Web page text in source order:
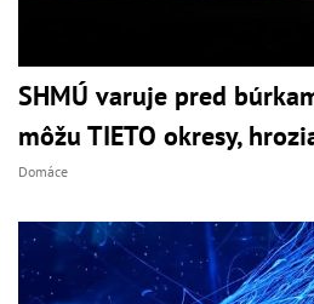
SHMÚ varuje pred
môžu TIETO okresy,
Domáce